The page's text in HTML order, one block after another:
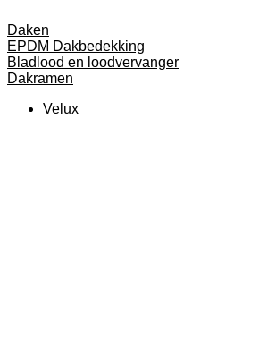
Daken
EPDM Dakbedekking
Bladlood en loodvervanger
Dakramen
Velux